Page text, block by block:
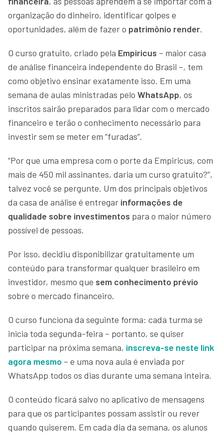
organização do dinheiro, identificar golpes e
oportunidades, além de fazer o patrimônio render.
O curso gratuito, criado pela Empiricus – maior casa
de análise financeira independente do Brasil –, tem
como objetivo ensinar exatamente isso. Em uma
semana de aulas ministradas pelo WhatsApp, os
inscritos sairão preparados para lidar com o mercado
financeiro e terão o conhecimento necessário para
investir sem se meter em “furadas”.
“Por que uma empresa com o porte da Empiricus, com
mais de 450 mil assinantes, daria um curso gratuito?”,
talvez você se pergunte. Um dos principais objetivos
da casa de análise é entregar informações de
qualidade sobre investimentos para o maior número
possível de pessoas.
Por isso, decidiu disponibilizar gratuitamente um
conteúdo para transformar qualquer brasileiro em
investidor, mesmo que sem conhecimento prévio
sobre o mercado financeiro.
O curso funciona da seguinte forma: cada turma se
inicia toda segunda-feira – portanto, se quiser
participar na próxima semana, inscreva-se neste link
agora mesmo – e uma nova aula é enviada por
WhatsApp todos os dias durante uma semana inteira.
O conteúdo ficará salvo no aplicativo de mensagens
para que os participantes possam assistir ou rever
quando quiserem. Em cada dia da semana, os alunos